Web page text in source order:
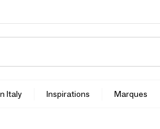
Italy Inspirations Marques